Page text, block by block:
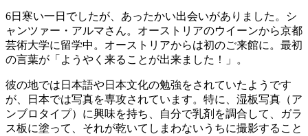
6日寒い一日でしたが、あったかい出会いがありました。シ
ャンツァー・アルマさん。オーストリアのウイーンから京都
芸術大学に留学中。オーストリアからは初のご来館に。最初
の言葉が「ようやく来ることが出来ました！」。
彼の地では日本語や日本文化の勉強をされていたようです
が、日本では写真を専攻されています。特に、湿板写真（ア
ンブロタイプ）に興味を持ち、自分で乳剤を調合して、ガラ
ス板に塗って、それが乾いてしまわないうちに撮影すること